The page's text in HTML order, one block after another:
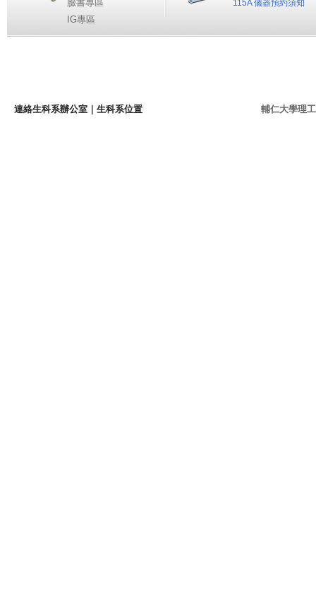
臉書專區
IG專區
115A 儀器預約須知
連絡生科系辦公室 生科系位置 輔仁大學理